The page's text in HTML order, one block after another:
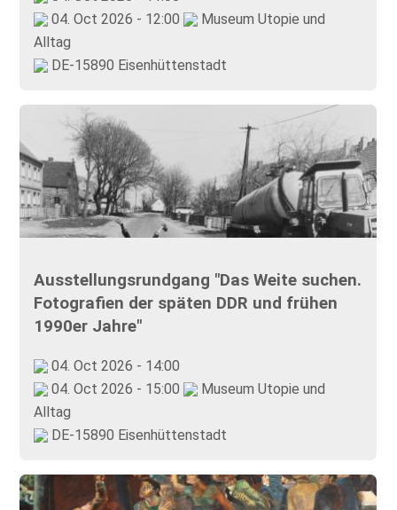
04. Oct 2026 - 12:00
Museum Utopie und
Alltag
DE-15890 Eisenhüttenstadt
Ausstellungsrundgang "Das Weite suchen.
Fotografien der späten DDR und frühen
1990er Jahre"
04. Oct 2026 - 14:00
04. Oct 2026 - 15:00
Museum Utopie und
Alltag
DE-15890 Eisenhüttenstadt